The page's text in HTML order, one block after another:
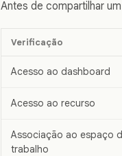
Antes de compartilhar
Verificação
Acesso ao dashboard
Acesso ao recurso
Associação ao espaço
trabalho